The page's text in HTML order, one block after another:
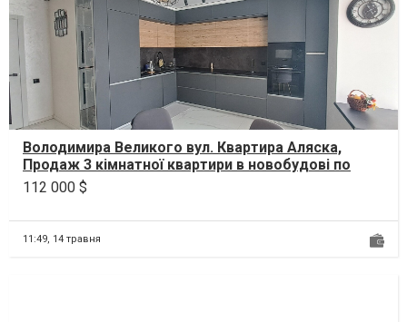
Володимира Великого вул. Квартира Аляска,
Продаж 3 кімнатної квартири в новобудові по
вулиці Володим...
112 000 $
11:49, 14 травня